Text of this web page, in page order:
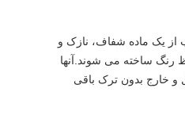
یک ماده شفاف، نازک و
رنگ ساخته می شوند.آنها
و خارج بدون ترک باقی